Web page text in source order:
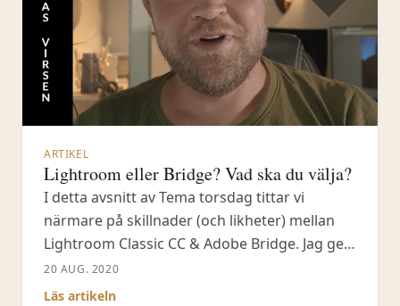
ARTIKEL
Lightroom eller Bridge? Vad ska du välja?
I detta avsnitt av Tema torsdag tittar vi
närmare på skillnader (och likheter) mellan
Lightroom Classic CC & Adobe Bridge. Jag ger
dig en inblick i de största skillnader och
hjälper dig också att få igång tankesmedjan
20 AUG. 2020
Läs artikeln